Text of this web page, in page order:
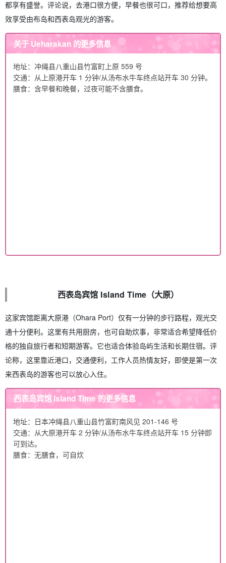
都享有盛誉。评论说，去港口很方便，早餐也很可口，推荐给想要高
效享受由布岛和西表岛观光的游客。
关于 Ueharakan 的更多信息
地址：冲绳县八重山县竹富町上原 559 号
交通：从上原港开车 1 分钟/从汤布水牛车终点站开车 30 分钟。
膳食：含早餐和晚餐，过夜可能不含膳食。
西表岛宾馆 Island Time（大原）
这家宾馆距离大原港（Ohara Port）仅有一分钟的步行路程，观光交
通十分便利。这里有共用厨房，也可自助炊事，非常适合希望降低价
格的独自旅行者和短期游客。它也适合体验岛屿生活和长期住宿。评
论称，这里靠近港口，交通便利，工作人员热情友好，即使是第一次
来西表岛的游客也可以放心入住。
西表岛宾馆 Island Time 的更多信息
地址：日本冲绳县八重山县竹富町南风见 201-146 号
交通：从大原港开车 2 分钟/从汤布水牛车终点站开车 15 分钟即
可到达。
膳食：无膳食，可自炊